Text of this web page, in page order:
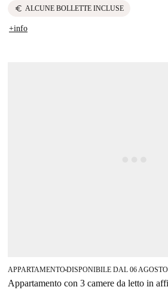
euro ALCUNE BOLLETTE INCLUSE
+info
APPARTAMENTO■DISPONIBILE DAL 06 AGOSTO
Appartamento con 3 camere da letto in